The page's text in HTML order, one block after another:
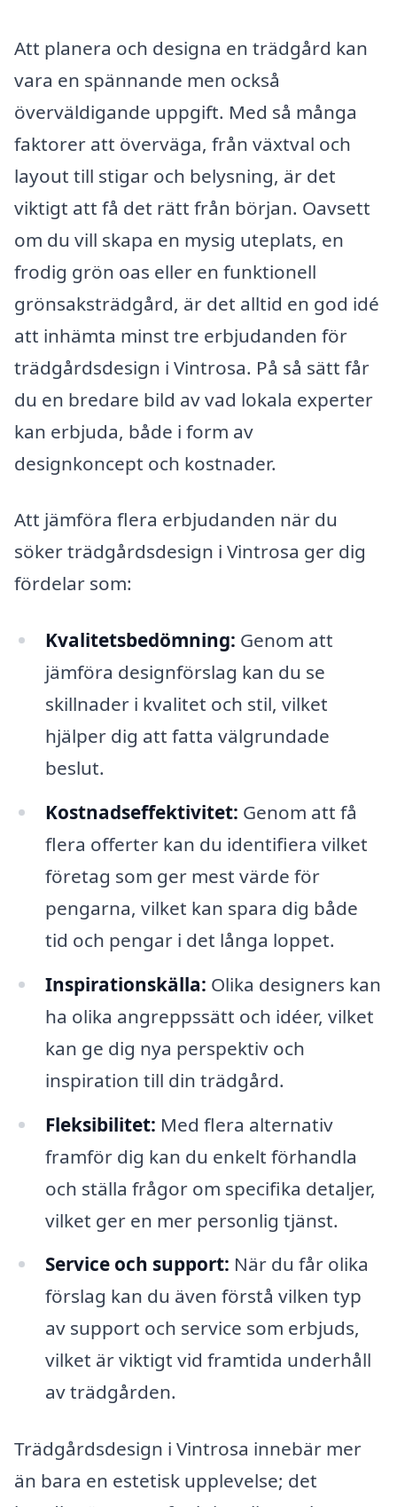
Att planera och designa en trädgård kan
vara en spännande men också
överväldigande uppgift. Med så många
faktorer att överväga, från växtval och
layout till stigar och belysning, är det
viktigt att få det rätt från början. Oavsett
om du vill skapa en mysig uteplats, en
frodig grön oas eller en funktionell
grönsaksträdgård, är det alltid en god idé
att inhämta minst tre erbjudanden för
trädgårdsdesign i Vintrosa. På så sätt får
du en bredare bild av vad lokala experter
kan erbjuda, både i form av
designkoncept och kostnader.
Att jämföra flera erbjudanden när du
söker trädgårdsdesign i Vintrosa ger dig
fördelar som:
Kvalitetsbedömning: Genom att
jämföra designförslag kan du se
skillnader i kvalitet och stil, vilket
hjälper dig att fatta välgrundade
beslut.
Kostnadseffektivitet: Genom att få
flera offerter kan du identifiera vilket
företag som ger mest värde för
pengarna, vilket kan spara dig både
tid och pengar i det långa loppet.
Inspirationskälla: Olika designers kan
ha olika angreppssätt och idéer, vilket
kan ge dig nya perspektiv och
inspiration till din trädgård.
Fleksibilitet: Med flera alternativ
framför dig kan du enkelt förhandla
och ställa frågor om specifika detaljer,
vilket ger en mer personlig tjänst.
Service och support: När du får olika
förslag kan du även förstå vilken typ
av support och service som erbjuds,
vilket är viktigt vid framtida underhåll
av trädgården.
Trädgårdsdesign i Vintrosa innebär mer
än bara en estetisk upplevelse; det